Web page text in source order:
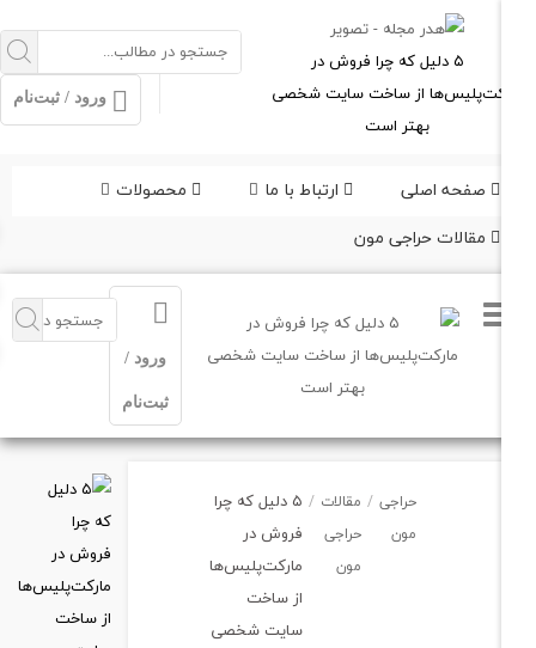
ورود / ثبت‌نام
اصلی ارتباط با ما
محصولات
حراجی مون
ورود /
مقالات
حراجی
۵ دلیل که چرا
فروش در
مارکت‌پلیس‌ها
از ساخت
سایت شخصی